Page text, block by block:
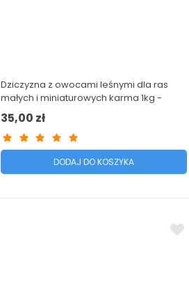
Dziczyzna z owocami leśnymi dla ras
małych i miniaturowych karma 1kg -
Baltica Smaki Regionów
35,00 zł
DODAJ DO KOSZYKA